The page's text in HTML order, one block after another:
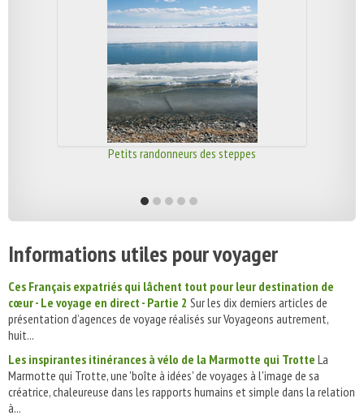
Petits randonneurs des steppes
Informations utiles pour voyager
Ces Français expatriés qui lâchent tout pour leur destination de
cœur - Le voyage en direct - Partie 2 Sur les dix derniers articles de
présentation d’agences de voyage réalisés sur Voyageons autrement,
huit...
Les inspirantes itinérances à vélo de la Marmotte qui Trotte La
Marmotte qui Trotte, une 'boîte à idées' de voyages à l'image de sa
créatrice, chaleureuse dans les rapports humains et simple dans la relation
à...